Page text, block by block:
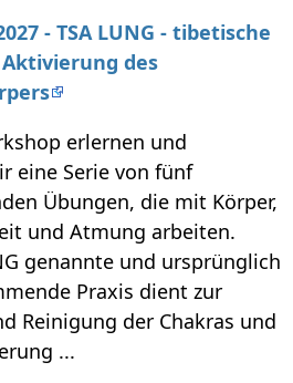
- TSA LUNG - tibetische
des
erlernen und
eine Serie von fünf
Übungen, die mit Körper,
und Atmung arbeiten.
genannte und ursprünglich
Praxis dient zur
Reinigung der Chakras und
...